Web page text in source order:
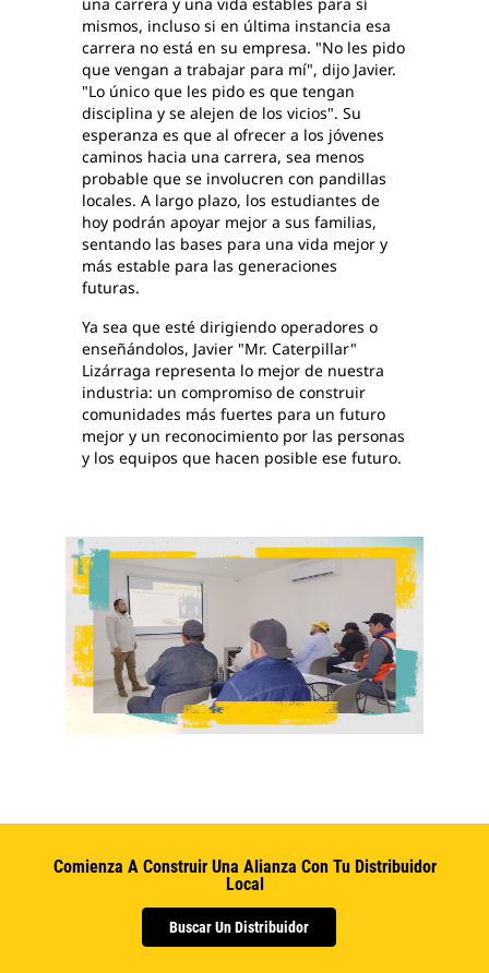
mismos, incluso si en última instancia esa
carrera no está en su empresa. "No les pido
que vengan a trabajar para mí", dijo Javier.
"Lo único que les pido es que tengan
disciplina y se alejen de los vicios". Su
esperanza es que al ofrecer a los jóvenes
caminos hacia una carrera, sea menos
probable que se involucren con pandillas
locales. A largo plazo, los estudiantes de
hoy podrán apoyar mejor a sus familias,
sentando las bases para una vida mejor y
más estable para las generaciones
futuras.
Ya sea que esté dirigiendo operadores o
enseñándolos, Javier "Mr. Caterpillar"
Lizárraga representa lo mejor de nuestra
industria: un compromiso de construir
comunidades más fuertes para un futuro
mejor y un reconocimiento por las personas
y los equipos que hacen posible ese futuro.
Comienza A Construir Una Alianza Con Tu Distribuidor
Local
Buscar Un Distribuidor